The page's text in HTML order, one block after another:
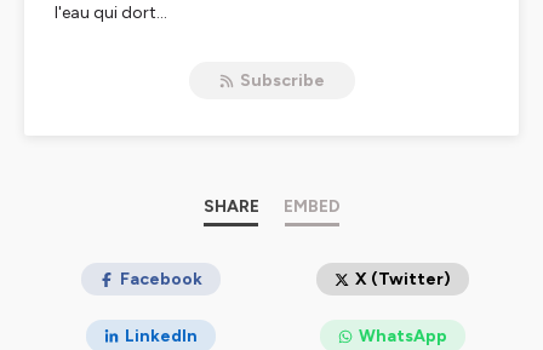
l'eau qui dort...
France Culture, invite des naturalistes passionnés.
PPDP est un podcast de la familleBaleine sous
Les 3 autres sont
Baleine sous Gravillon,
_______
📖Si cet épisode t'a inteéressé.e, d'autres pépites
Subscribe
SHARE EMBED
Facebook X (Twitter)
LinkedIn WhatsApp